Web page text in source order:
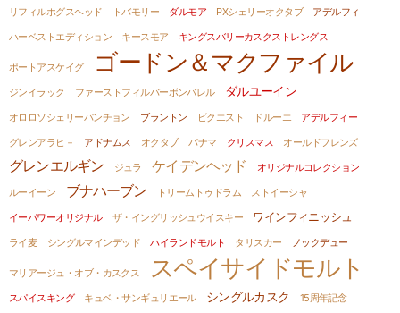
リフィルホグスヘッド
トバモリー ダルモア PXシェリーオクタブ
アデルフィ
ハーベストエディション
キースモア キングスバリーカスクストレングス
ポートアスケイグ ゴードン＆マクファイル
ジンイラック ファーストフィルバーボンバレル ダルユーイン
オロロソシェリーパンチョン ブラントン ビクエスト ドルーエ
アデルフィー
グレンアラヒ－
アドナムス オクタブ パナマ クリスマス オールドフレンズ
グレンエルギン ジュラ ケイデンヘッド
オリジナルコレクション
ルーイーン
ブナハーブン トリームトゥドラム
ストイーシャ
イーパワーオリジナル
ザ・イングリッシュウイスキー ワインフィニッシュ
ライ麦 シングルマインデッド ハイランドモルト タリスカー ノックデュー
マリアージュ・オブ・カスクス スペイサイドモルト
スパイスキング キュベ・サンギュリエール シングルカスク
15周年記念